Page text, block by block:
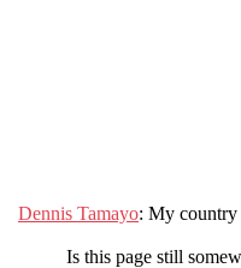
Dennis Tamayo: My country
Is this page still